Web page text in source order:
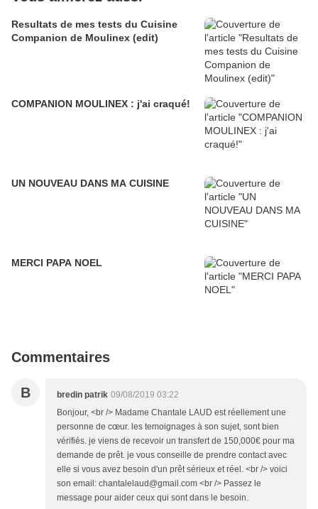
Resultats de mes tests du Cuisine
Companion de Moulinex (edit)
COMPANION MOULINEX : j'ai craqué!
UN NOUVEAU DANS MA CUISINE
MERCI PAPA NOEL
Commentaires
B bredin patrik 09/08/2019 03:22
Bonjour, <br /> Madame Chantale LAUD est réellement une
personne de cœur. les temoignages à son sujet, sont bien
vérifiés. je viens de recevoir un transfert de 150,000€ pour ma
demande de prêt. je vous conseille de prendre contact avec
elle si vous avez besoin d'un prêt sérieux et réel. <br /> voici
son email: chantalelaud@gmail.com <br /> Passez le
message pour aider ceux qui sont dans le besoin.